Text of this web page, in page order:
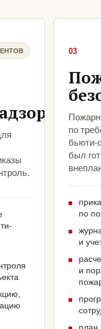
03
по
бьюти-
был
по
и
и